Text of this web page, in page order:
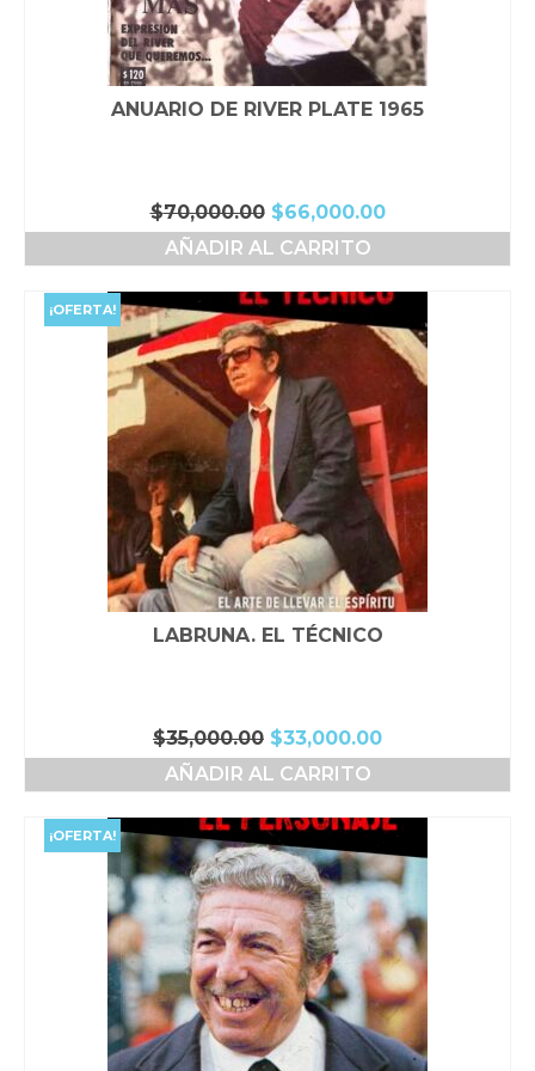
ANUARIO DE RIVER PLATE 1965
$70,000.00 El
precio
original
$70,000.00.
$66,000.00El
precio
$66,000.00.
AÑADIR AL CARRITO
¡OFERTA!
LABRUNA. EL TÉCNICO
$35,000.00 El
precio
original
$35,000.00.
$33,000.00El
precio
$33,000.00.
AÑADIR AL CARRITO
¡OFERTA!